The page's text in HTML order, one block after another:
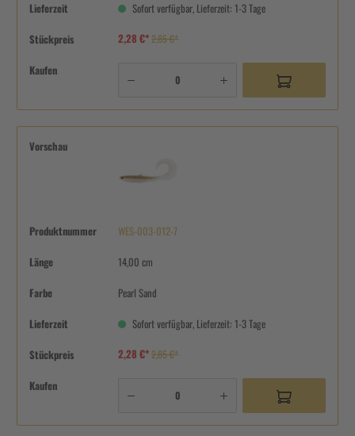
Lieferzeit Sofort verfügbar, Lieferzeit: 1-3 Tage
Stückpreis 2,28 €*2,85 €*
Kaufen
Vorschau
Produktnummer WES-003-012-7
Länge 14,00 cm
Farbe Pearl Sand
Lieferzeit Sofort verfügbar, Lieferzeit: 1-3 Tage
Stückpreis 2,28 €*2,85 €*
Kaufen